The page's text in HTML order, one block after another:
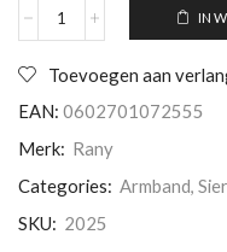
IN
Toevoegen aan
EAN: 0602701072555
Merk: Rany
Categories: Armband,
SKU: 2025